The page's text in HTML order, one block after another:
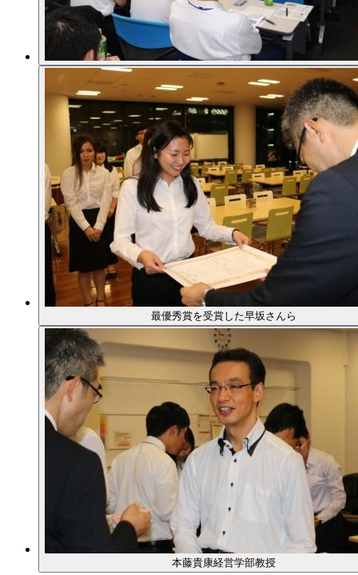
最優秀賞を受賞した早坂さんら
本藤貴康経営学部教授